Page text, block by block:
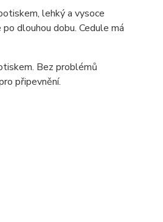
lehký a vysoce
dlouhou dobu. Cedule má
Bez problémů
připevnění.